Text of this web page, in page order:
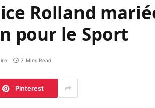
Rolland
pour le Sport
7 Mins Read
Pinterest